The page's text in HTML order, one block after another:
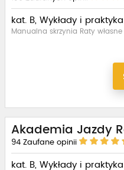
kat. B, Wykłady i praktyka
Manualna skrzynia Raty własne
Akademia Jazdy
94 Zaufane opinii
kat. B, Wykłady i praktyka